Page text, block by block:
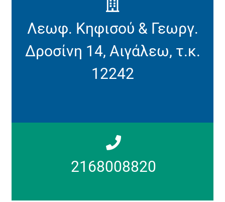
Λεωφ. Κηφισού & Γεωργ.
Δροσίνη 14, Αιγάλεω, τ.κ.
12242
2168008820